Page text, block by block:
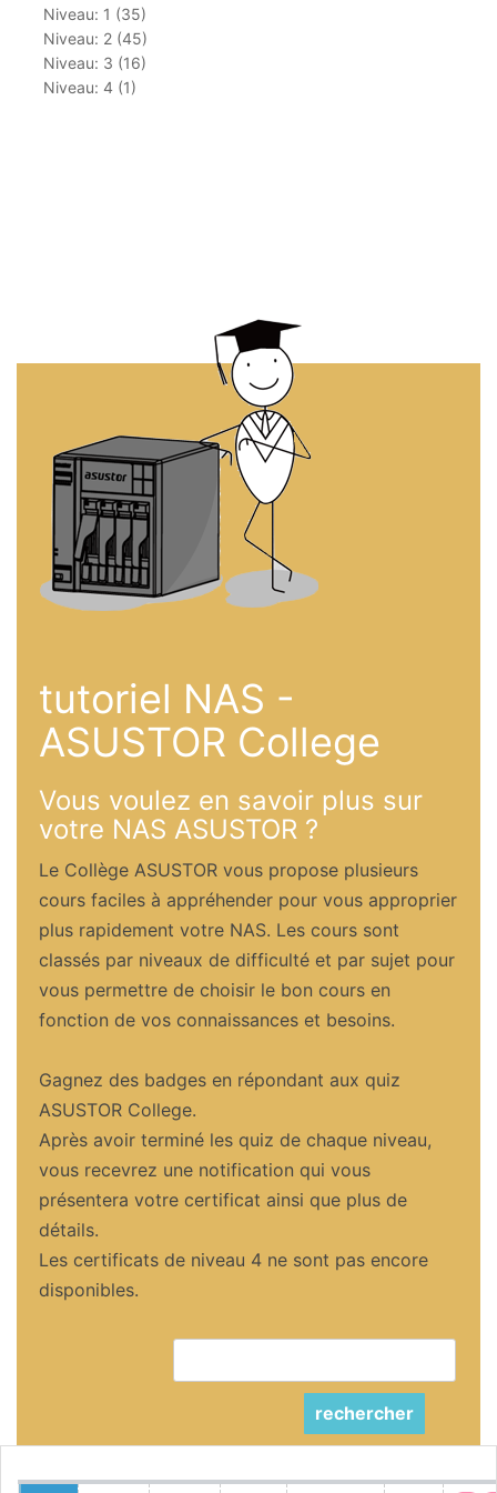
Niveau: 1 (35)
Niveau: 2 (45)
Niveau: 3 (16)
Niveau: 4 (1)
tutoriel NAS -
ASUSTOR College
Vous voulez en savoir plus sur
votre NAS ASUSTOR ?
Le Collège ASUSTOR vous propose plusieurs
cours faciles à appréhender pour vous approprier
plus rapidement votre NAS. Les cours sont
classés par niveaux de difficulté et par sujet pour
vous permettre de choisir le bon cours en
fonction de vos connaissances et besoins.
Gagnez des badges en répondant aux quiz
ASUSTOR College.
Après avoir terminé les quiz de chaque niveau,
vous recevrez une notification qui vous
présentera votre certificat ainsi que plus de
détails.
Les certificats de niveau 4 ne sont pas encore
disponibles.
rechercher